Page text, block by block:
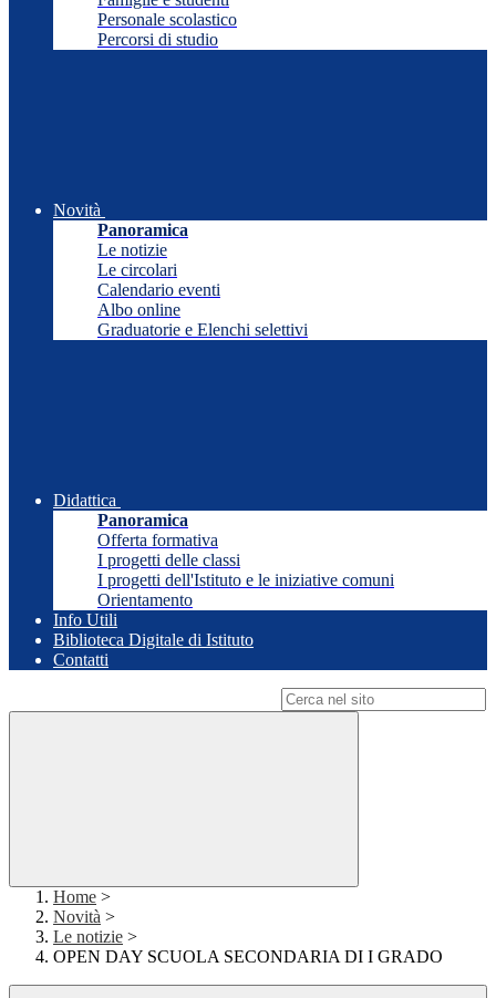
Personale scolastico
Percorsi di studio
Novità
Panoramica
Le notizie
Le circolari
Calendario eventi
Albo online
Graduatorie e Elenchi selettivi
Didattica
Panoramica
Offerta formativa
I progetti delle classi
I progetti dell'Istituto e le iniziative comuni
Orientamento
Info Utili
Biblioteca Digitale di Istituto
Contatti
Home >
Novità >
Le notizie >
OPEN DAY SCUOLA SECONDARIA DI I GRADO